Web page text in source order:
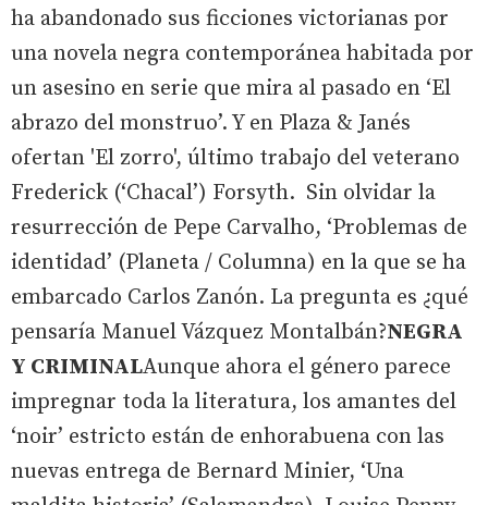
ha abandonado sus ficciones victorianas por
una novela negra contemporánea habitada por
un asesino en serie que mira al pasado en ‘El
abrazo del monstruo’. Y en Plaza & Janés
ofertan 'El zorro', último trabajo del veterano
Frederick (‘Chacal’) Forsyth. Sin olvidar la
resurrección de Pepe Carvalho, ‘Problemas de
identidad’ (Planeta / Columna) en la que se ha
embarcado Carlos Zanón. La pregunta es ¿qué
pensaría Manuel Vázquez Montalbán?NEGRA
Y CRIMINALAunque ahora el género parece
impregnar toda la literatura, los amantes del
‘noir’ estricto están de enhorabuena con las
nuevas entrega de Bernard Minier, ‘Una